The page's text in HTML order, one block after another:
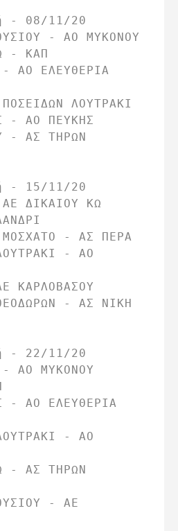
- 08/11/20
- ΑΟ ΜΥΚΟΝΟΥ
- ΚΑΠ
ΑΟ ΕΛΕΥΘΕΡΙΑ
ΛΟΥΤΡΑΚΙ
- ΑΟ ΠΕΥΚΗΣ
- ΑΣ ΤΗΡΩΝ
- 15/11/20
ΔΙΚΑΙΟΥ ΚΩ
ΜΟΣΧΑΤΟ - ΑΣ ΠΕΡΑ
- ΑΟ
ΚΑΡΛΟΒΑΣΟΥ
- ΑΣ ΝΙΚΗ
- 22/11/20
ΑΟ ΜΥΚΟΝΟΥ
- ΑΟ ΕΛΕΥΘΕΡΙΑ
- ΑΟ
- ΑΣ ΤΗΡΩΝ
- ΑΕ